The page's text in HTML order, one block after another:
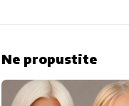
Ne propustite